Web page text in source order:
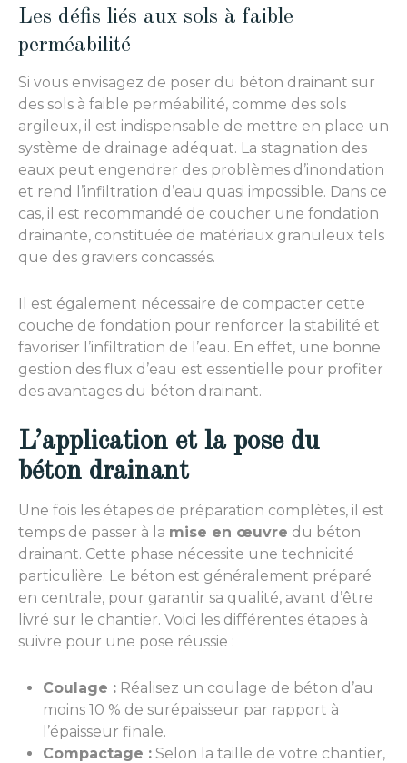
Les défis liés aux sols à faible
perméabilité
Si vous envisagez de poser du béton drainant sur
des sols à faible perméabilité, comme des sols
argileux, il est indispensable de mettre en place un
système de drainage adéquat. La stagnation des
eaux peut engendrer des problèmes d’inondation
et rend l’infiltration d’eau quasi impossible. Dans ce
cas, il est recommandé de coucher une fondation
drainante, constituée de matériaux granuleux tels
que des graviers concassés.
Il est également nécessaire de compacter cette
couche de fondation pour renforcer la stabilité et
favoriser l’infiltration de l’eau. En effet, une bonne
gestion des flux d’eau est essentielle pour profiter
des avantages du béton drainant.
L’application et la pose du
béton drainant
Une fois les étapes de préparation complètes, il est
temps de passer à la mise en œuvre du béton
drainant. Cette phase nécessite une technicité
particulière. Le béton est généralement préparé
en centrale, pour garantir sa qualité, avant d’être
livré sur le chantier. Voici les différentes étapes à
suivre pour une pose réussie :
Coulage : Réalisez un coulage de béton d’au
moins 10 % de surépaisseur par rapport à
l’épaisseur finale.
Compactage : Selon la taille de votre chantier,